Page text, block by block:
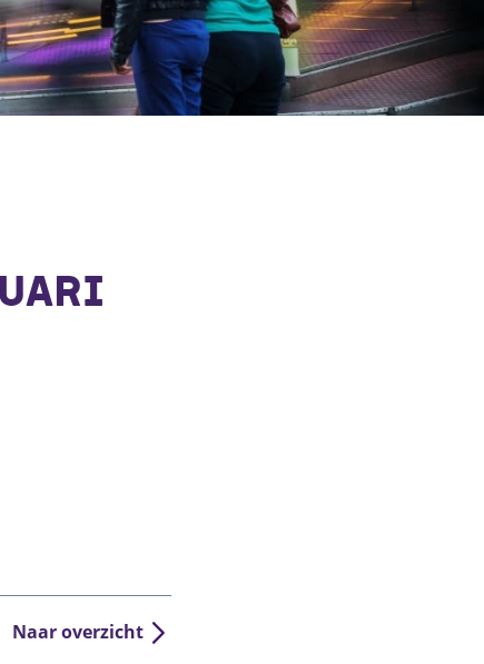
Regionale
versnellingstafel
Beethoven Wonen
VEX-regeling
Naar overzicht